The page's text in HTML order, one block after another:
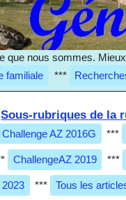
que nous sommes.
familiale ***
Sous-rubriques de la
Challenge AZ 2016G ***
ChallengeAZ 2019 ***
*** Tous les